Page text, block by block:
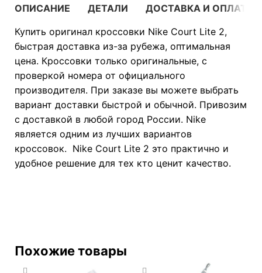
ОПИСАНИЕ ДЕТАЛИ
ДОСТАВКА И ОПЛАТА
Купить оригинал кроссовки Nike Court Lite 2,
быстрая доставка из-за рубежа, оптимальная
цена. Кроссовки только оригинальные, с
проверкой номера от официального
производителя. При заказе вы можете выбрать
вариант доставки быстрой и обычной. Привозим
с доставкой в любой город России. Nike
является одним из лучших вариантов
кроссовок. Nike Court Lite 2 это практично и
удобное решение для тех кто ценит качество.
Похожие товары